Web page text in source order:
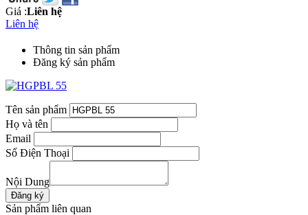
Giá :Liên hệ
Liên hệ
Thông tin sản phẩm
Đăng ký sản phẩm
Tên sản phẩm
Họ và tên
Email
Số Điện Thoại
Nội Dung
Sản phẩm liên quan